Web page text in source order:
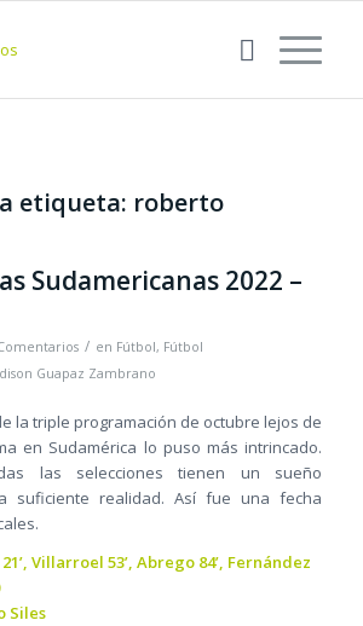
etiqueta: roberto
Sudamericanas 2022 –
/ en Fútbol, Fútbol
Guapaz Zambrano
la triple programación de octubre lejos de
en Sudamérica lo puso más intrincado.
las selecciones tienen un sueño
suficiente realidad. Así fue una fecha
Villarroel 53’, Abrego 84’, Fernández
Siles